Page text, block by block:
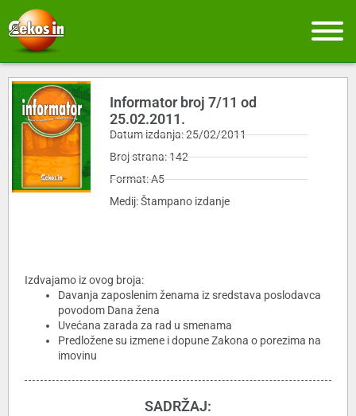
Informator broj 7/11 od
25.02.2011.
Datum izdanja: 25/02/2011
Broj strana: 142
Format: A5
Medij: Štampano izdanje
Izdvajamo iz ovog broja:
Davanja zaposlenim ženama iz sredstava poslodavca
povodom Dana žena
Uvećana zarada za rad u smenama
Predložene su izmene i dopune Zakona o porezima na
imovinu
SADRŽAJ: